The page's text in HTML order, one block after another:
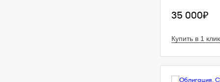
35 000₽
Купить в 1 клик